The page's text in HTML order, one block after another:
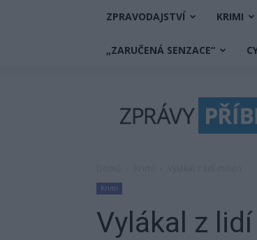
ZPRAVODAJSTVÍ KRIMI
„ZARUČENÁ SENZACE“
Příbram
Krimi
Vylákal z